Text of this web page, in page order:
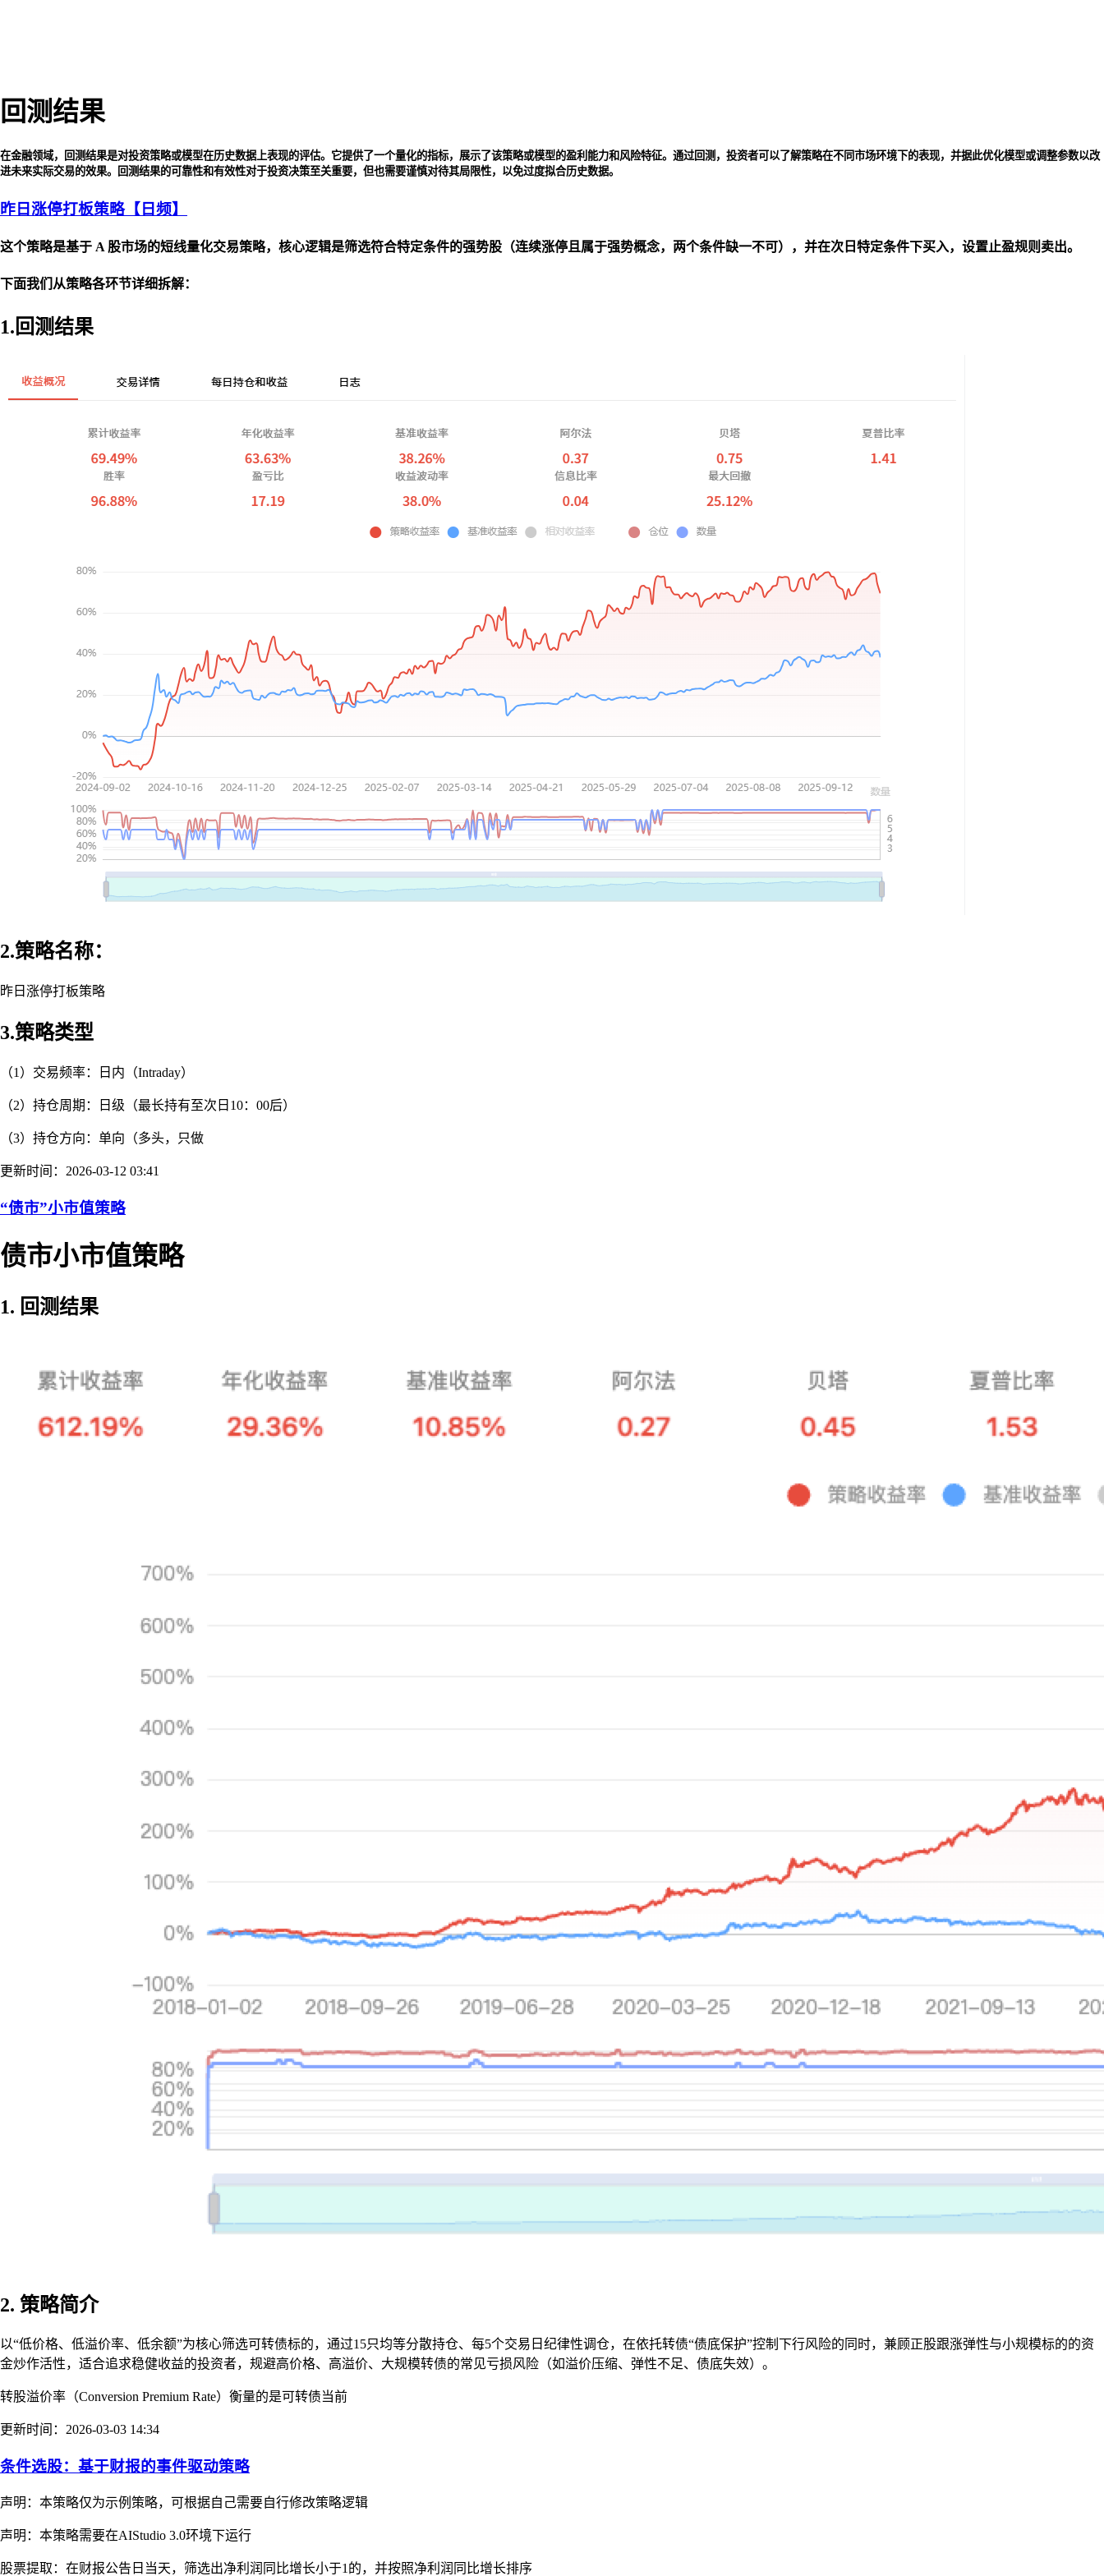
回测结果
在金融领域，回测结果是对投资策略或模型在历史数据上表现的评估。它提供了一个量化的指标，展示了该策略或模型的盈利能力和风险特征。通过回测，投资者可以了解策略在不同市场环境下的表现，并据此优化模型或调整参数以改
进未来实际交易的效果。回测结果的可靠性和有效性对于投资决策至关重要，但也需要谨慎对待其局限性，以免过度拟合历史数据。
昨日涨停打板策略【日频】
这个策略是基于 A 股市场的短线量化交易策略，核心逻辑是筛选符合特定条件的强势股（连续涨停且属于强势概念，两个条件缺一不可），并在次日特定条件下买入，设置止盈规则卖出。
下面我们从策略各环节详细拆解：
1.回测结果
2.策略名称：
昨日涨停打板策略
3.策略类型
（1）交易频率：日内（Intraday）
（2）持仓周期：日级（最长持有至次日10：00后）
（3）持仓方向：单向（多头，只做
更新时间：2026-03-12 03:41
“债市”小市值策略
债市小市值策略
1. 回测结果
2. 策略简介
以“低价格、低溢价率、低余额”为核心筛选可转债标的，通过15只均等分散持仓、每5个交易日纪律性调仓，在依托转债“债底保护”控制下行风险的同时，兼顾正股跟涨弹性与小规模标的的资
金炒作活性，适合追求稳健收益的投资者，规避高价格、高溢价、大规模转债的常见亏损风险（如溢价压缩、弹性不足、债底失效）。
转股溢价率（Conversion Premium Rate）衡量的是可转债当前
更新时间：2026-03-03 14:34
条件选股：基于财报的事件驱动策略
声明：本策略仅为示例策略，可根据自己需要自行修改策略逻辑
声明：本策略需要在AIStudio 3.0环境下运行
股票提取：在财报公告日当天，筛选出净利润同比增长小于1的，并按照净利润同比增长排序